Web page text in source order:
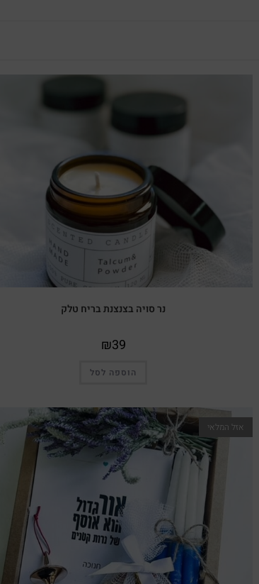
נר סויה בצנצנת בריח טלק
₪39
הוספה לסל
אזל המלאי